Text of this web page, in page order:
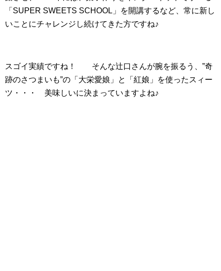
「SUPER SWEETS SCHOOL」を開講するなど、常に新し
いことにチャレンジし続けてきた方ですね♪
スゴイ実績ですね！ そんな辻口さんが腕を振るう、”奇
跡のさつまいも”の「大栄愛娘」と「紅娘」を使ったスィー
ツ・・・ 美味しいに決まっていますよね♪